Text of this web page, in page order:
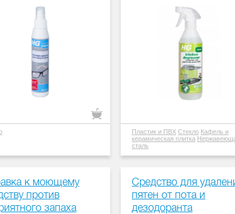
Пластик и ПВХ Стекло Кафель и
керамическая плитка
сталь
к моющему
против
запаха
Средство для
пятен от пота и
дезодоранта